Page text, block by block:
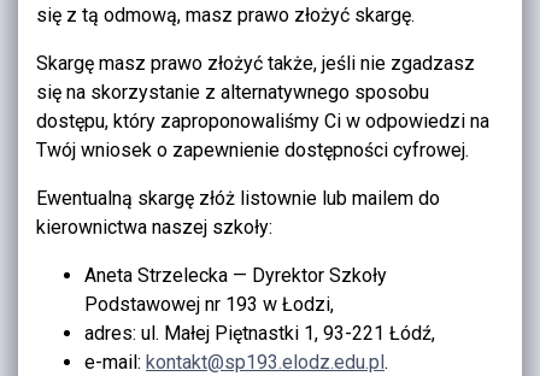
się z tą odmową, masz prawo złożyć skargę.
Skargę masz prawo złożyć także, jeśli nie zgadzasz
się na skorzystanie z alternatywnego sposobu
dostępu, który zaproponowaliśmy Ci w odpowiedzi na
Twój wniosek o zapewnienie dostępności cyfrowej.
Ewentualną skargę złóż listownie lub mailem do
kierownictwa naszej szkoły:
Aneta Strzelecka — Dyrektor Szkoły
Podstawowej nr 193 w Łodzi,
adres: ul. Małej Piętnastki 1, 93-221 Łódź,
e-mail: kontakt@sp193.elodz.edu.pl .